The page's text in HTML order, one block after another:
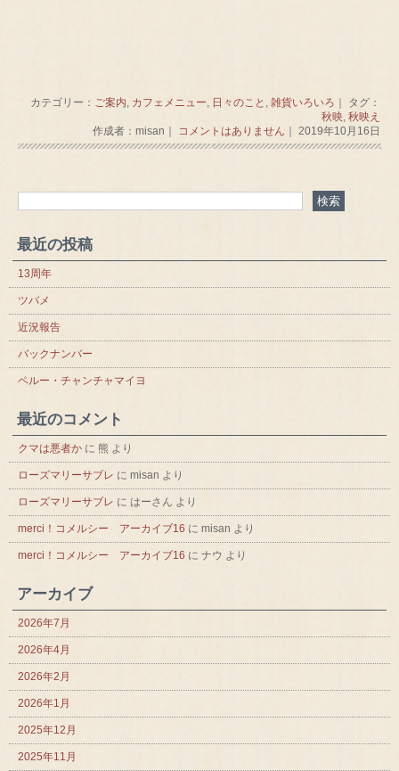
カテゴリー： ご案内 カフェメニュー 日々のこと 雑貨いろいろ ｜ タグ：
秋映, 秋映え
作成者：misan｜
コメントはありません ｜ 2019年10月16日
最近の投稿
13周年
ツバメ
近況報告
バックナンバー
ペルー・チャンチャマイヨ
最近のコメント
クマは悪者か に 熊 より
ローズマリーサブレ に misan より
ローズマリーサブレ に はーさん より
merci！コメルシー アーカイブ16 に misan より
merci！コメルシー アーカイブ16 に ナウ より
アーカイブ
2026年7月
2026年4月
2026年2月
2026年1月
2025年12月
2025年11月